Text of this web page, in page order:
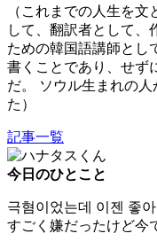
（これまでの人生を
して、翻訳者として、
ための韓国語講師とし
書くことであり、せず
だ。 ソウル生まれの人
た）
記事一覧
今日のひとこと
극혐이었는데 이젠 좋
すごく嫌だったけど今